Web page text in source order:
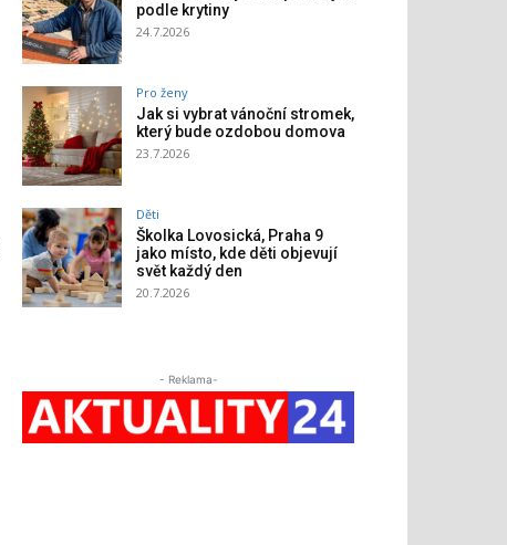
podle krytiny
24.7.2026
Pro ženy
Jak si vybrat vánoční stromek,
který bude ozdobou domova
23.7.2026
Děti
Školka Lovosická, Praha 9
jako místo, kde děti objevují
svět každý den
20.7.2026
- Reklama-